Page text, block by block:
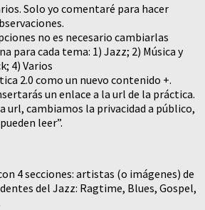
Solo yo comentaré para hacer
no es necesario cambiarlas
para cada tema: 1) Jazz; 2) Música y
4) Varios
2.0 como un nuevo contenido +.
un enlace a la url de la práctica.
url, cambiamos la privacidad a público,
leer”.
4 secciones: artistas (o imágenes) de
del Jazz: Ragtime, Blues, Gospel,